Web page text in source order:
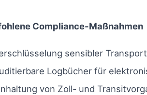
Compliance-Maßnahmen
sensibler
Logbücher für
von Zoll- und